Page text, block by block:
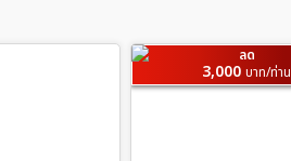
ลด
3,000บาท/ท่าน